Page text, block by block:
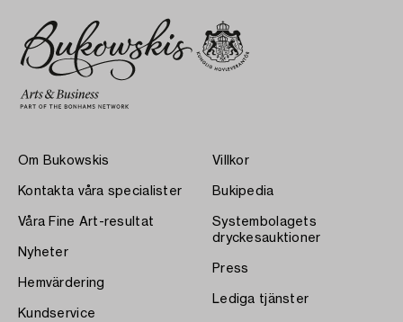
Om Bukowskis
Kontakta våra specialister
Våra Fine Art-resultat
Nyheter
Hemvärdering
Kundservice
Villkor
Bukipedia
Systembolagets
dryckesauktioner
Press
Lediga tjänster